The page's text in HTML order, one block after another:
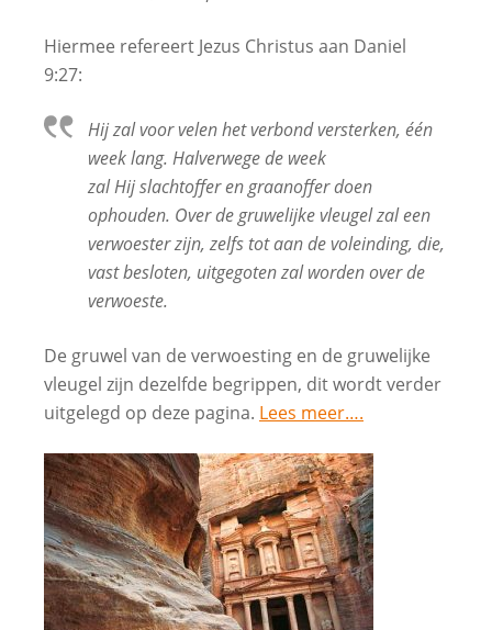
Hiermee refereert Jezus Christus aan Daniel
9:27:
Hij zal voor velen het verbond versterken, één
week lang. Halverwege de week
zal Hij slachtoffer en graanoffer doen
ophouden. Over de gruwelijke vleugel zal een
verwoester zijn, zelfs tot aan de voleinding, die,
vast besloten, uitgegoten zal worden over de
verwoeste.
De gruwel van de verwoesting en de gruwelijke
vleugel zijn dezelfde begrippen, dit wordt verder
uitgelegd op deze pagina. Lees meer….